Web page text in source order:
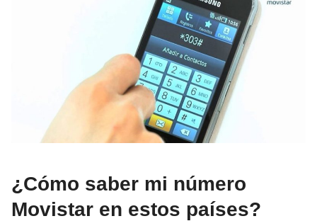
¿Cómo saber mi número
Movistar en estos países?